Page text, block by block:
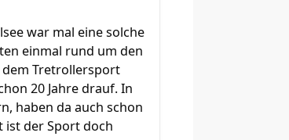
war mal eine solche
einmal rund um den
dem Tretrollersport
20 Jahre drauf. In
haben da auch schon
ist der Sport doch